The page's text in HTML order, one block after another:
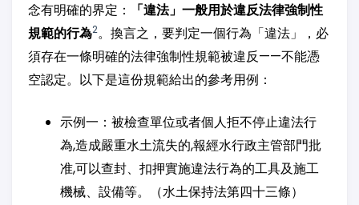
念有明確的界定：
「違法」一般用於違反法律強制性
規範的行為2。換言之，要判定一個行為「違法」，必
須存在一條明確的法律強制性規範被違反——不能憑
空認定。以下是這份規範給出的參考用例：
示例一：被檢查單位或者個人拒不停止違法行
為,造成嚴重水土流失的,報經水行政主管部門批
准,可以查封、扣押實施違法行為的工具及施工
機械、設備等。（水土保持法第四十三條）